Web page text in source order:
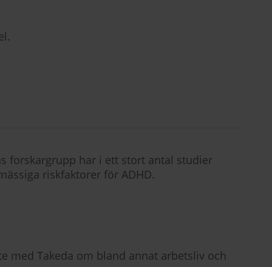
forskargrupp har i ett stort antal studier
riskfaktorer för ADHD.
med Takeda om bland annat arbetsliv och